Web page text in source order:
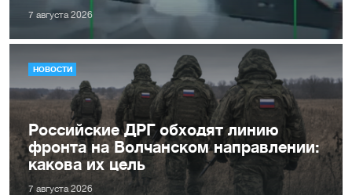
7 августа 2026
НОВОСТИ
Российские ДРГ обходят линию
фронта на Волчанском направлении:
какова их цель
7 августа 2026